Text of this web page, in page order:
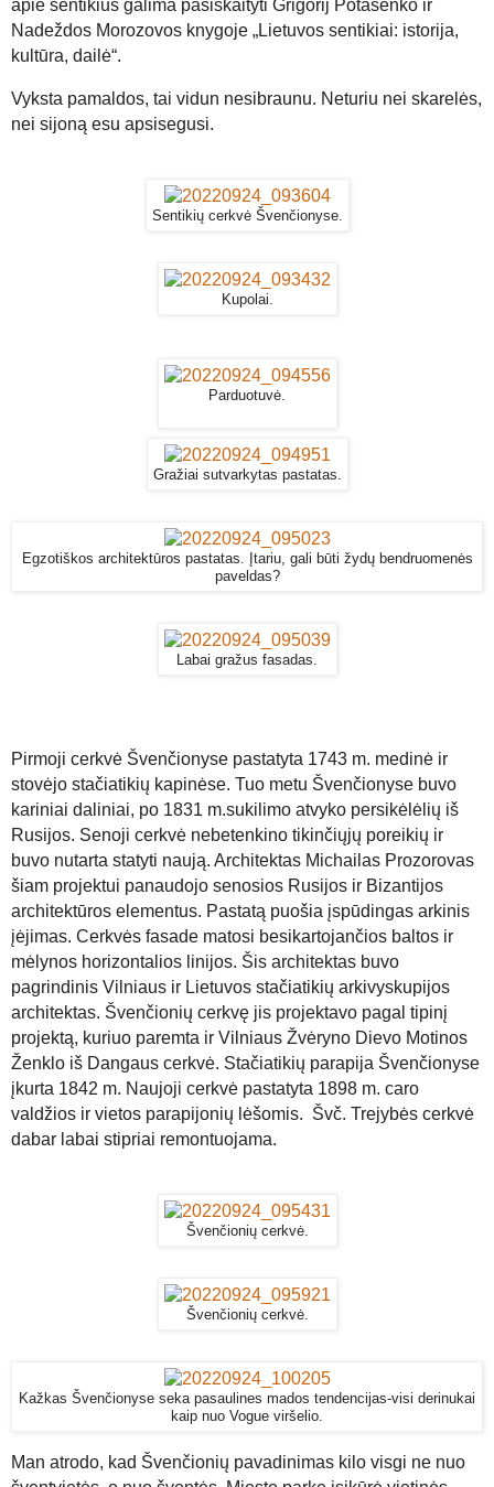
apie sentikius galima pasiskaityti Grigorij Potašenko ir
Nadeždos Morozovos knygoje „Lietuvos sentikiai: istorija,
kultūra, dailė“.
Vyksta pamaldos, tai vidun nesibraunu. Neturiu nei skarelės,
nei sijoną esu apsisegusi.
Sentikių cerkvė Švenčionyse.
Kupolai.
Parduotuvė.
Gražiai sutvarkytas pastatas.
Egzotiškos architektūros pastatas. Įtariu, gali būti žydų bendruomenės
paveldas?
Labai gražus fasadas.
Pirmoji cerkvė Švenčionyse pastatyta 1743 m. medinė ir
stovėjo stačiatikių kapinėse. Tuo metu Švenčionyse buvo
kariniai daliniai, po 1831 m.sukilimo atvyko persikėlėlių iš
Rusijos. Senoji cerkvė nebetenkino tikinčiųjų poreikių ir
buvo nutarta statyti naują. Architektas Michailas Prozorovas
šiam projektui panaudojo senosios Rusijos ir Bizantijos
architektūros elementus. Pastatą puošia įspūdingas arkinis
įėjimas. Cerkvės fasade matosi besikartojančios baltos ir
mėlynos horizontalios linijos. Šis architektas buvo
pagrindinis Vilniaus ir Lietuvos stačiatikių arkivyskupijos
architektas. Švenčionių cerkvę jis projektavo pagal tipinį
projektą, kuriuo paremta ir Vilniaus Žvėryno Dievo Motinos
Ženklo iš Dangaus cerkvė. Stačiatikių parapija Švenčionyse
įkurta 1842 m. Naujoji cerkvė pastatyta 1898 m. caro
valdžios ir vietos parapijonių lėšomis. Švč. Trejybės cerkvė
dabar labai stipriai remontuojama.
Švenčionių cerkvė.
Švenčionių cerkvė.
Kažkas Švenčionyse seka pasaulines mados tendencijas-visi derinukai
kaip nuo Vogue viršelio.
Man atrodo, kad Švenčionių pavadinimas kilo visgi ne nuo